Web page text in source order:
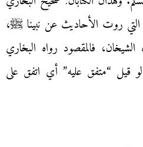
روت الأحاديث عن نبينا ﷺ،
فالمقصود رواه البخاري
قيل “متفق عليه” أي اتفق على